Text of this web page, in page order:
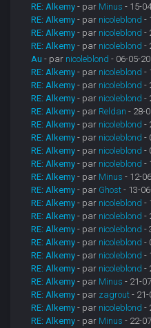
RE: Alkemy - par Minus - 15-
RE: Alkemy - par nicoleblond -
RE: Alkemy - par nicoleblond -
RE: Alkemy - par nicoleblond -
Au - par nicoleblond - 06-05-
RE: Alkemy - par nicoleblond -
RE: Alkemy - par nicoleblond -
RE: Alkemy - par nicoleblond -
RE: Alkemy - par Reldan - 28-
RE: Alkemy - par nicoleblond -
RE: Alkemy - par nicoleblond -
RE: Alkemy - par nicoleblond -
RE: Alkemy - par nicoleblond -
RE: Alkemy - par Minus - 12-
RE: Alkemy - par Ghost - 13-
RE: Alkemy - par nicoleblond -
RE: Alkemy - par nicoleblond -
RE: Alkemy - par nicoleblond -
RE: Alkemy - par nicoleblond -
RE: Alkemy - par nicoleblond -
RE: Alkemy - par nicoleblond -
RE: Alkemy - par Minus - 21-
RE: Alkemy - par zagrout - 21-
RE: Alkemy - par nicoleblond -
RE: Alkemy - par Minus - 22-